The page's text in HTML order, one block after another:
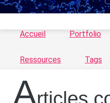
Accueil Portfolio
Ressources Tags
A